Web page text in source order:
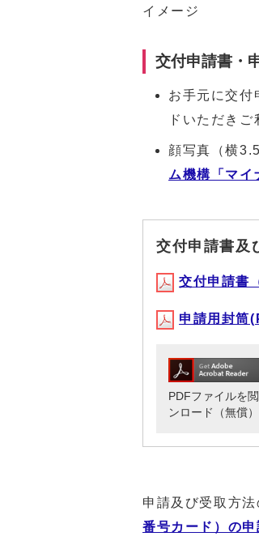
イメージ
交付申請書・
お手元に交付
ドいただきご
顔写真（横
ム機構「マイ
交付申請書及
交付申請書
申請用封筒
PDFファイルを
ンロード（無償
申請及び受取方
番号カード）の申